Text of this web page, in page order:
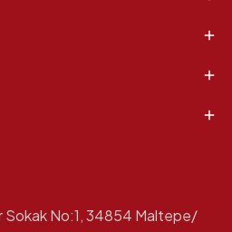
Sokak No:1, 34854 Maltepe/